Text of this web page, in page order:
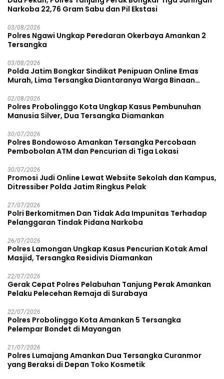
Narkoba 22,76 Gram Sabu dan Pil Ekstasi
03/08/2026
Polres Ngawi Ungkap Peredaran Okerbaya Amankan 2
Tersangka
03/08/2026
Polda Jatim Bongkar Sindikat Penipuan Online Emas
Murah, Lima Tersangka Diantaranya Warga Binaan
02/08/2026
Polres Probolinggo Kota Ungkap Kasus Pembunuhan
Manusia Silver, Dua Tersangka Diamankan
30/07/2026
Polres Bondowoso Amankan Tersangka Percobaan
Pembobolan ATM dan Pencurian di Tiga Lokasi
30/07/2026
Promosi Judi Online Lewat Website Sekolah dan Kampus,
Ditressiber Polda Jatim Ringkus Pelak
27/07/2026
Polri Berkomitmen Dan Tidak Ada Impunitas Terhadap
Pelanggaran Tindak Pidana Narkoba
26/07/2026
Polres Lamongan Ungkap Kasus Pencurian Kotak Amal
Masjid, Tersangka Residivis Diamankan
22/07/2026
Gerak Cepat Polres Pelabuhan Tanjung Perak Amankan
Pelaku Pelecehan Remaja di Surabaya
22/07/2026
Polres Probolinggo Kota Amankan 5 Tersangka
Pelempar Bondet di Mayangan
21/07/2026
Polres Lumajang Amankan Dua Tersangka Curanmor
yang Beraksi di Depan Toko Kosmetik